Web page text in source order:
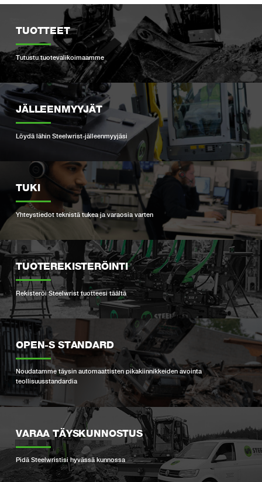
TUOTTEET
Tutustu tuotevalikoimaamme
JÄLLEENMYYJÄT
Löydä lähin Steelwrist-jälleenmyyjäsi
TUKI
Yhteystiedot teknistä tukea ja varaosia varten
TUOTEREKISTERÖINTI
Rekisteröi Steelwrist tuotteesi täältä
OPEN-S STANDARD
Noudatamme täysin automaattisten pikakiinnikkeiden avointa
teollisuusstandardia
VARAA TÄYSKUNNOSTUS
Pidä Steelwristisi hyvässä kunnossa